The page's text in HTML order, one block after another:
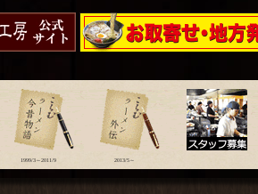
配送】
ラーメン今昔物語
1999/3～2011/9
ラーメン外伝
2013/5～
スタッフ募集